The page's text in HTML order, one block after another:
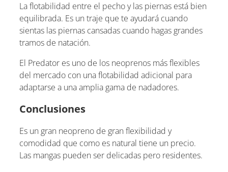
La flotabilidad entre el pecho y las piernas está bien
equilibrada. Es un traje que te ayudará cuando
sientas las piernas cansadas cuando hagas grandes
tramos de natación.
El Predator es uno de los neoprenos más flexibles
del mercado con una flotabilidad adicional para
adaptarse a una amplia gama de nadadores.
Conclusiones
Es un gran neopreno de gran flexibilidad y
comodidad que como es natural tiene un precio.
Las mangas pueden ser delicadas pero residentes.